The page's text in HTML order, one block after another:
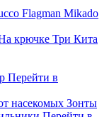
Flagman Mikado
крючке Три Кита
Перейти в
насекомых Зонты